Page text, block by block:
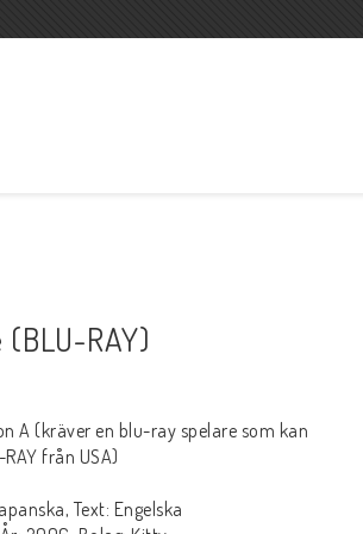
SÅ HÄR HANDLAR DU
REGIONSINFO
RAY)
A (kräver en blu-ray spelare som kan
från USA)
Text: Engelska